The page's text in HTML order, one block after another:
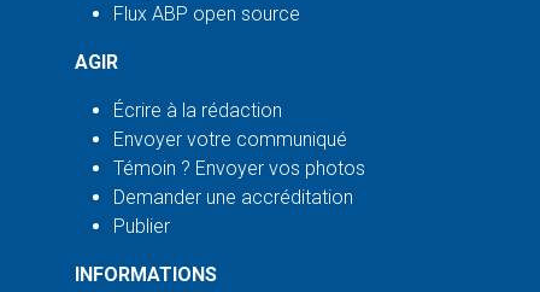
Flux ABP open source
AGIR
Écrire à la rédaction
Envoyer votre communiqué
Témoin ? Envoyer vos photos
Demander une accréditation
Publier
INFORMATIONS